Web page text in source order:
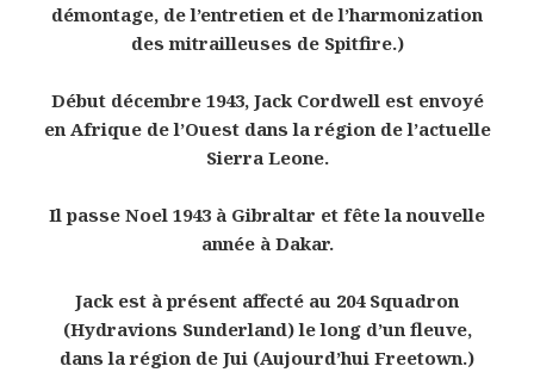
démontage, de l’entretien et de l’harmonization
des mitrailleuses de Spitfire.)
Début décembre 1943, Jack Cordwell est envoyé
en Afrique de l’Ouest dans la région de l’actuelle
Sierra Leone.
Il passe Noel 1943 à Gibraltar et fête la nouvelle
année à Dakar.
Jack est à présent affecté au 204 Squadron
(Hydravions Sunderland) le long d’un fleuve,
dans la région de Jui (Aujourd’hui Freetown.)